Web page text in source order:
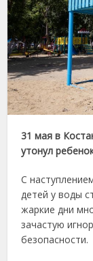
31 мая в
утонул
С
детей у воды
жаркие дни
зачастую
безопасности.